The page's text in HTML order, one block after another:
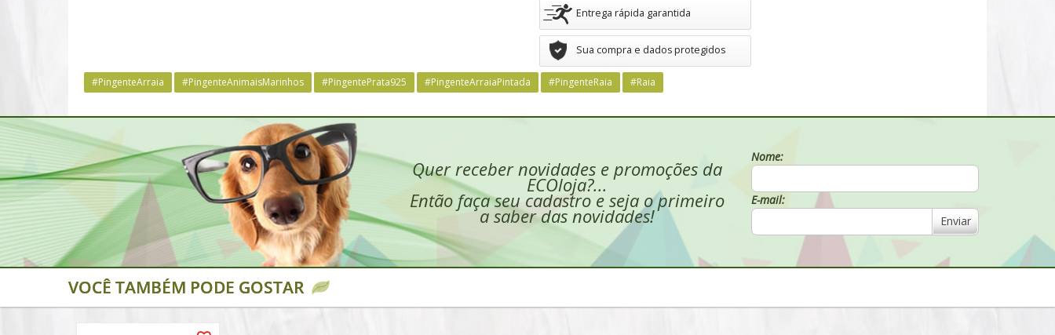
Entrega rápida garantida
Sua compra e dados protegidos
#PingenteArraia #PingenteAnimaisMarinhos #PingentePrata925 #PingenteArraiaPintada #PingenteRaia #Raia
Quer receber novidades e promoções da
ECOloja?...
Então faça seu cadastro e seja o primeiro
a saber das novidades!
Nome:
E-mail:
Enviar
VOCÊ TAMBÉM PODE GOSTAR